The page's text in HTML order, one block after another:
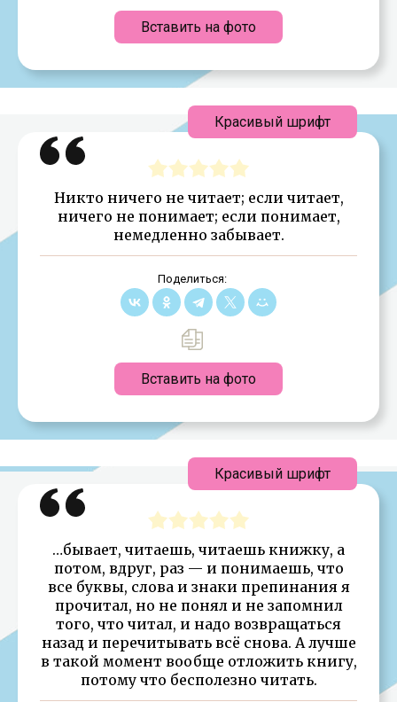
Вставить на фото
Никто ничего не читает; если читает,
ничего не понимает; если понимает,
немедленно забывает.
Поделиться:
Вставить на фото
Красивый шрифт
…бывает, читаешь, читаешь книжку, а
потом, вдруг, раз — и понимаешь, что
все буквы, слова и знаки препинания я
прочитал, но не понял и не запомнил
того, что читал, и надо возвращаться
назад и перечитывать всё снова. А лучше
в такой момент вообще отложить книгу,
потому что бесполезно читать.
Красивый шрифт